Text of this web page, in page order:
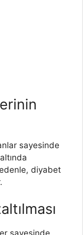
sayesinde
diyabet
sayesinde